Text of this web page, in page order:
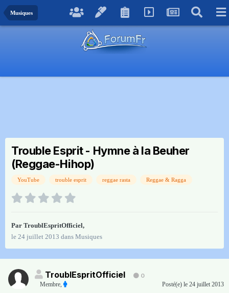
Musiques
Trouble Esprit - Hymne à la Beuher
(Reggae-Hihop)
YouTube trouble esprit reggae rasta Reggae & Ragga
Par TroublEspritOfficiel,
le 24 juillet 2013 dans Musiques
TroublEspritOfficiel
0
Membre, Posté(e) le 24 juillet 2013